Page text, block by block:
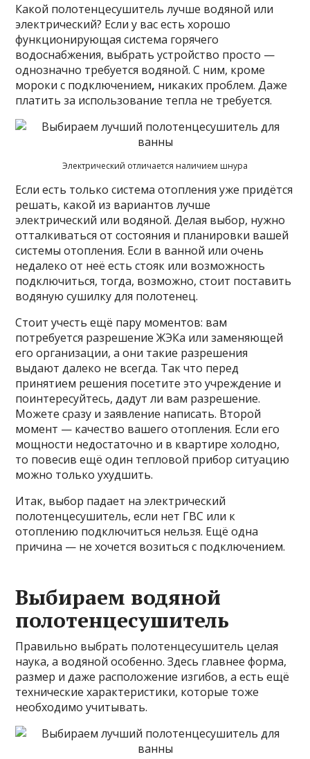
Какой полотенцесушитель лучше водяной или
электрический? Если у вас есть хорошо
функционирующая система горячего
водоснабжения, выбрать устройство просто —
однозначно требуется водяной. С ним, кроме
мороки с подключением, никаких проблем. Даже
платить за использование тепла не требуется.
Электрический отличается наличием шнура
Если есть только система отопления уже придётся
решать, какой из вариантов лучше
электрический или водяной. Делая выбор, нужно
отталкиваться от состояния и планировки вашей
системы отопления. Если в ванной или очень
недалеко от неё есть стояк или возможность
подключиться, тогда, возможно, стоит поставить
водяную сушилку для полотенец.
Стоит учесть ещё пару моментов: вам
потребуется разрешение ЖЭКа или заменяющей
его организации, а они такие разрешения
выдают далеко не всегда. Так что перед
принятием решения посетите это учреждение и
поинтересуйтесь, дадут ли вам разрешение.
Можете сразу и заявление написать. Второй
момент — качество вашего отопления. Если его
мощности недостаточно и в квартире холодно,
то повесив ещё один тепловой прибор ситуацию
можно только ухудшить.
Итак, выбор падает на электрический
полотенцесушитель, если нет ГВС или к
отоплению подключиться нельзя. Ещё одна
причина — не хочется возиться с подключением.
Выбираем водяной
полотенцесушитель
Правильно выбрать полотенцесушитель целая
наука, а водяной особенно. Здесь главнее форма,
размер и даже расположение изгибов, а есть ещё
технические характеристики, которые тоже
необходимо учитывать.